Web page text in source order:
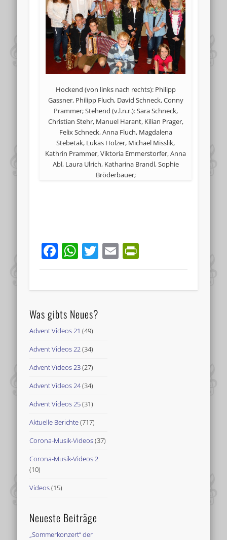
Hockend (von links nach rechts): Philipp
Gassner, Philipp Fluch, David Schneck, Conny
Prammer; Stehend (v.l.n.r.): Sara Schneck,
Christian Stehr, Manuel Harant, Kilian Prager,
Felix Schneck, Anna Fluch, Magdalena
Stebetak, Lukas Holzer, Michael Misslik,
Kathrin Prammer, Viktoria Emmerstorfer, Anna
Abl, Laura Ulrich, Katharina Brandl, Sophie
Bröderbauer;
Facebook
WhatsApp
Twitter
Email
Was gibts Neues?
Advent Videos 21 (49)
Advent Videos 22(34)
Advent Videos 23(27)
Advent Videos 24(34)
Advent Videos 25(31)
Aktuelle Berichte(717)
Corona-Musik-Videos(37)
Corona-Musik-Videos 2
(10)
Videos(15)
Neueste Beiträge
„Sommerkonzert“ der